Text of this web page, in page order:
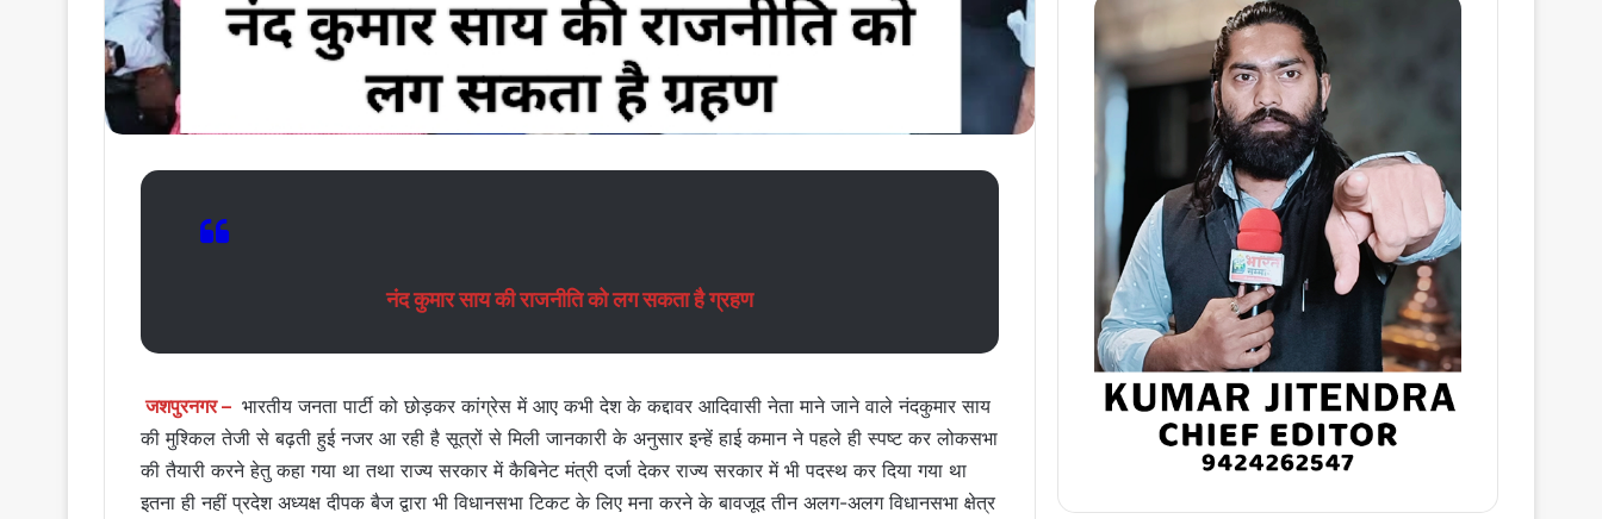
नंद कुमार साय की राजनीति को लग सकता है ग्रहण
जशपुरनगर – भारतीय जनता पार्टी को छोड़कर कांग्रेस में आए कभी देश के कद्दावर आदिवासी नेता माने जाने वाले नंदकुमार साय
की मुश्किल तेजी से बढ़ती हुई नजर आ रही है सूत्रों से मिली जानकारी के अनुसार इन्हें हाई कमान ने पहले ही स्पष्ट कर लोकसभा
की तैयारी करने हेतु कहा गया था तथा राज्य सरकार में कैबिनेट मंत्री दर्जा देकर राज्य सरकार में भी पदस्थ कर दिया गया था
इतना ही नहीं प्रदेश अध्यक्ष दीपक बैज द्वारा भी विधानसभा टिकट के लिए मना करने के बावजूद तीन अलग-अलग विधानसभा क्षेत्र